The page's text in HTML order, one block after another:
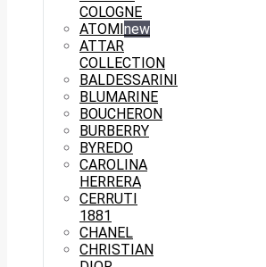
COLOGNE
ATOMI new
ATTAR
COLLECTION
BALDESSARINI
BLUMARINE
BOUCHERON
BURBERRY
BYREDO
CAROLINA
HERRERA
CERRUTI
1881
CHANEL
CHRISTIAN